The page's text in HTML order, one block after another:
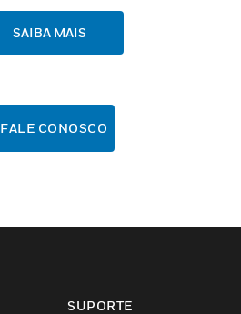
SAIBA MAIS
FALE CONOSCO
SUPORTE